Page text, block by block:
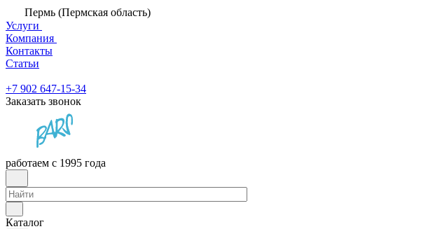
Пермь (Пермская область)
Услуги
Компания
Контакты
Статьи
+7 902 647-15-34
Заказать звонок
работаем с 1995 года
Каталог